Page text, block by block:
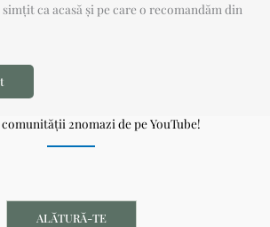
ca acasă și pe care o recomandăm din
2nomazi de pe YouTube!
ALĂTURĂ-TE